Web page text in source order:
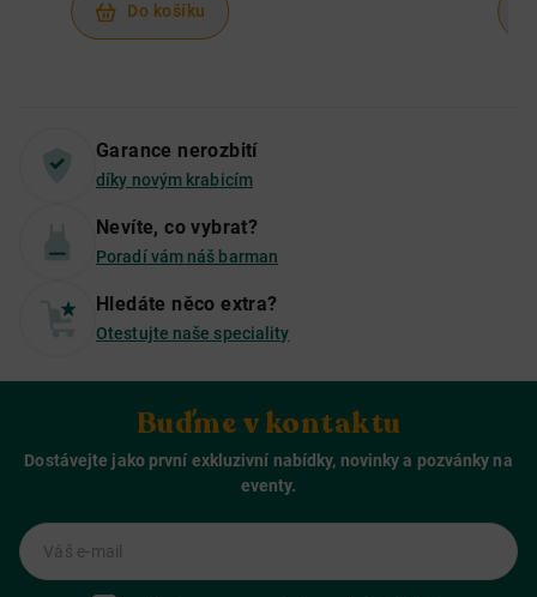
Do košíku
Garance nerozbití
díky novým krabicím
Nevíte, co vybrat?
Poradí vám náš barman
Hledáte něco extra?
Otestujte naše speciality
Buďme v kontaktu
Dostávejte jako první exkluzivní nabídky, novinky a pozvánky na
eventy.
Váš e-mail